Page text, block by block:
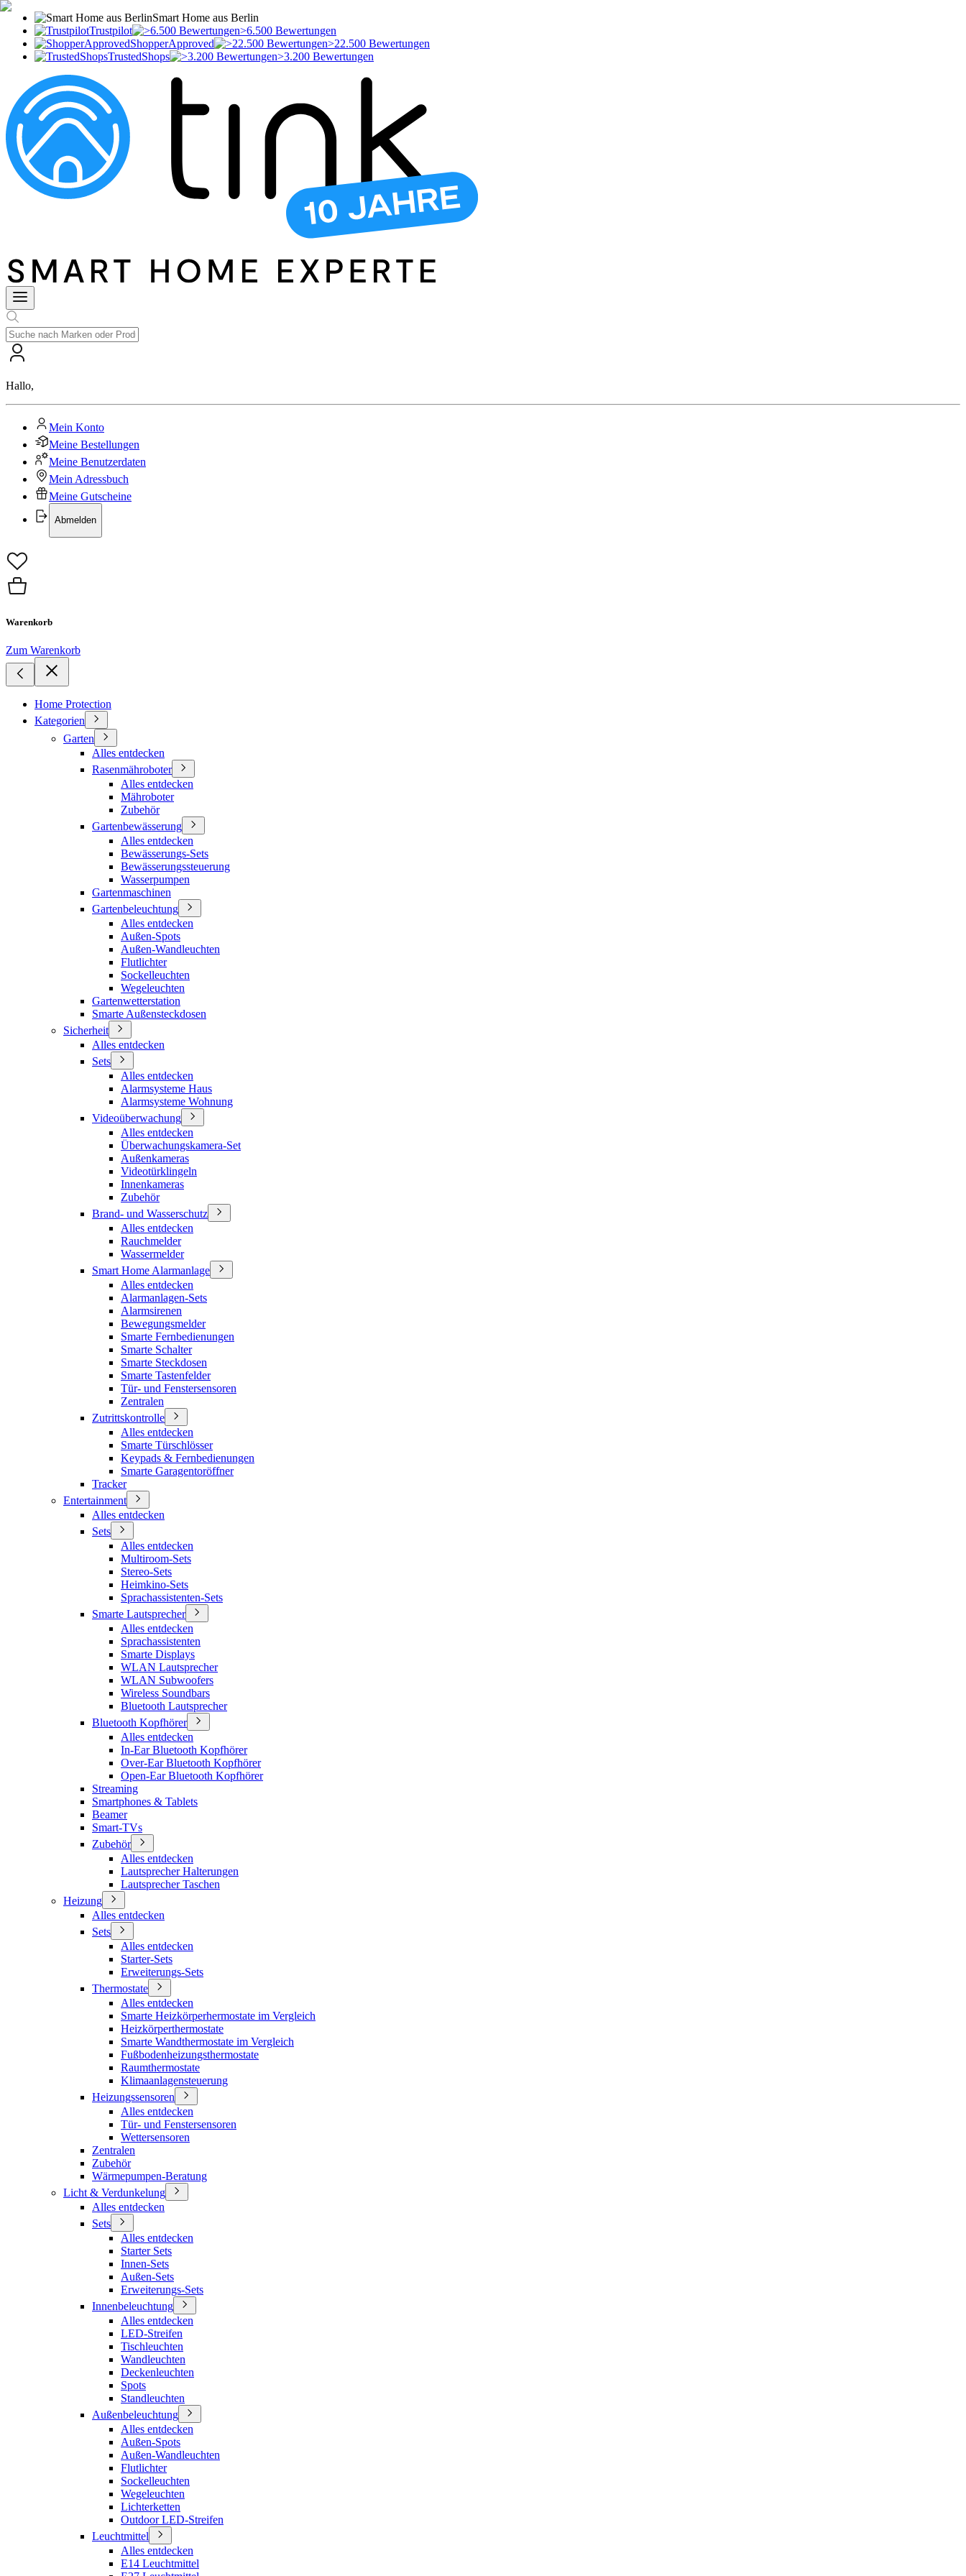
Smart Home aus Berlin
Trustpilot
>6.500 Bewertungen
ShopperApproved
>22.500 Bewertungen
TrustedShops
>3.200 Bewertungen
Hallo,
Mein Konto
Meine Bestellungen
Meine Benutzerdaten
Mein Adressbuch
Meine Gutscheine
Abmelden
Warenkorb
Zum Warenkorb
Home Protection
Kategorien
Garten
Alles entdecken
Rasenmähroboter
Alles entdecken
Mähroboter
Zubehör
Gartenbewässerung
Alles entdecken
Bewässerungs-Sets
Bewässerungssteuerung
Wasserpumpen
Gartenmaschinen
Gartenbeleuchtung
Alles entdecken
Außen-Spots
Außen-Wandleuchten
Flutlichter
Sockelleuchten
Wegeleuchten
Gartenwetterstation
Smarte Außensteckdosen
Sicherheit
Alles entdecken
Sets
Alles entdecken
Alarmsysteme Haus
Alarmsysteme Wohnung
Videoüberwachung
Alles entdecken
Überwachungskamera-Set
Außenkameras
Videotürklingeln
Innenkameras
Zubehör
Brand- und Wasserschutz
Alles entdecken
Rauchmelder
Wassermelder
Smart Home Alarmanlage
Alles entdecken
Alarmanlagen-Sets
Alarmsirenen
Bewegungsmelder
Smarte Fernbedienungen
Smarte Schalter
Smarte Steckdosen
Smarte Tastenfelder
Tür- und Fenstersensoren
Zentralen
Zutrittskontrolle
Alles entdecken
Smarte Türschlösser
Keypads & Fernbedienungen
Smarte Garagentoröffner
Tracker
Entertainment
Alles entdecken
Sets
Alles entdecken
Multiroom-Sets
Stereo-Sets
Heimkino-Sets
Sprachassistenten-Sets
Smarte Lautsprecher
Alles entdecken
Sprachassistenten
Smarte Displays
WLAN Lautsprecher
WLAN Subwoofers
Wireless Soundbars
Bluetooth Lautsprecher
Bluetooth Kopfhörer
Alles entdecken
In-Ear Bluetooth Kopfhörer
Over-Ear Bluetooth Kopfhörer
Open-Ear Bluetooth Kopfhörer
Streaming
Smartphones & Tablets
Beamer
Smart-TVs
Zubehör
Alles entdecken
Lautsprecher Halterungen
Lautsprecher Taschen
Heizung
Alles entdecken
Sets
Alles entdecken
Starter-Sets
Erweiterungs-Sets
Thermostate
Alles entdecken
Smarte Heizkörperhermostate im Vergleich
Heizkörperthermostate
Smarte Wandthermostate im Vergleich
Fußbodenheizungsthermostate
Raumthermostate
Klimaanlagensteuerung
Heizungssensoren
Alles entdecken
Tür- und Fenstersensoren
Wettersensoren
Zentralen
Zubehör
Wärmepumpen-Beratung
Licht & Verdunkelung
Alles entdecken
Sets
Alles entdecken
Starter Sets
Innen-Sets
Außen-Sets
Erweiterungs-Sets
Innenbeleuchtung
Alles entdecken
LED-Streifen
Tischleuchten
Wandleuchten
Deckenleuchten
Spots
Standleuchten
Außenbeleuchtung
Alles entdecken
Außen-Spots
Außen-Wandleuchten
Flutlichter
Sockelleuchten
Wegeleuchten
Lichterketten
Outdoor LED-Streifen
Leuchtmittel
Alles entdecken
E14 Leuchtmittel